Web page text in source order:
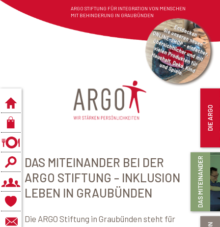
ARGO STIFTUNG FÜR INTEGRATION VON MENSCHEN
MIT BEHINDERUNG IN GRAUBÜNDEN
DAS MITEINANDER BEI DER
ARGO STIFTUNG – INKLUSION
LEBEN IN GRAUBÜNDEN​
Die ARGO Stiftung in Graubünden steht für